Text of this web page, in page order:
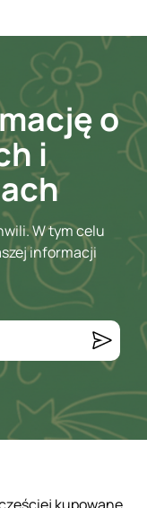
o
i
W tym celu
informacji